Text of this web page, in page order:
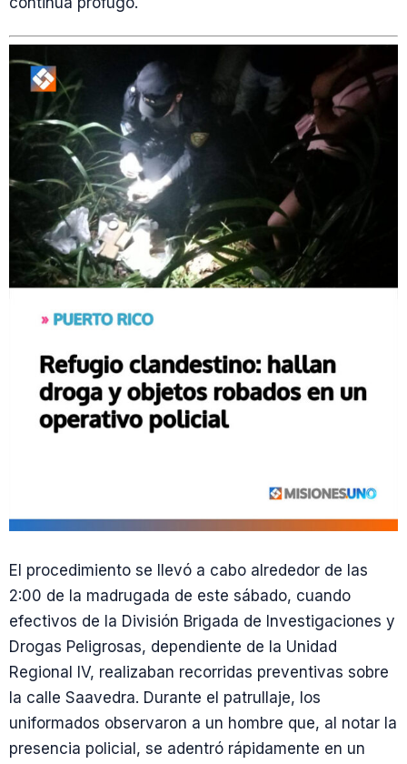
El procedimiento se llevó a cabo alrededor de las
2:00 de la madrugada de este sábado, cuando
efectivos de la División Brigada de Investigaciones y
Drogas Peligrosas, dependiente de la Unidad
Regional IV, realizaban recorridas preventivas sobre
la calle Saavedra. Durante el patrullaje, los
uniformados observaron a un hombre que, al notar la
presencia policial, se adentró rápidamente en un